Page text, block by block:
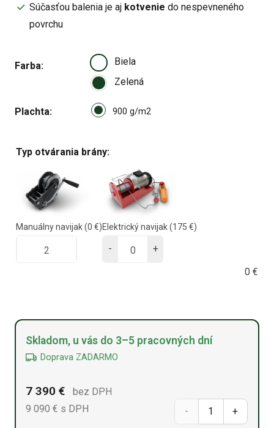
Súčasťou balenia je aj kotvenie do nespevneného
povrchu
Farba
Biela
Zelená
Plachta Select pa_plachta
900 g/m2
Typ otvárania brány:
Manuálny navijak(0 €)Elektrický navijak(175 €)
-
+
0 €
množstvo
Alternative:
Skladom, u vás do 3–5 pracovných dní
Doprava ZADARMO
7 390 €
bez DPH
9 090 € s DPH